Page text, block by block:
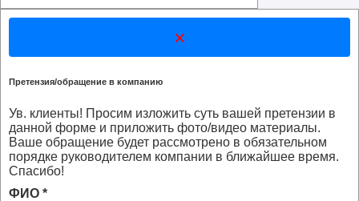
×
Претензия/обращение в компанию
Ув. клиенты! Просим изложить суть вашей претензии в
данной форме и приложить фото/видео материалы.
Ваше обращение будет рассмотрено в обязательном
порядке руководителем компании в ближайшее время.
Спасибо!
ФИО *